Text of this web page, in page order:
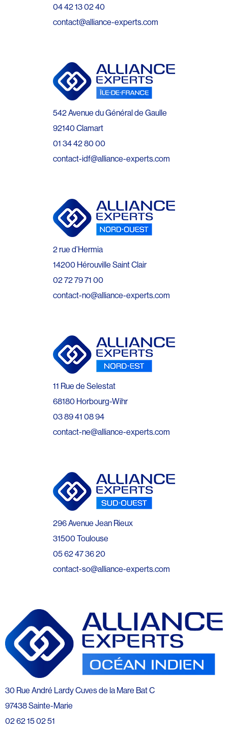
04 42 13 02 40
contact@alliance-experts.com
542 Avenue du Général de Gaulle
92140 Clamart
01 34 42 80 00
contact-idf@alliance-experts.com
2 rue d’Hermia
14200 Hérouville Saint Clair
02 72 79 71 00
contact-no@alliance-experts.com
11 Rue de Selestat
68180 Horbourg-Wihr
03 89 41 08 94
contact-ne@alliance-experts.com
296 Avenue Jean Rieux
31500 Toulouse
05 62 47 36 20
contact-so@alliance-experts.com
30 Rue André Lardy Cuves de la Mare Bat C
97438 Sainte-Marie
02 62 15 02 51